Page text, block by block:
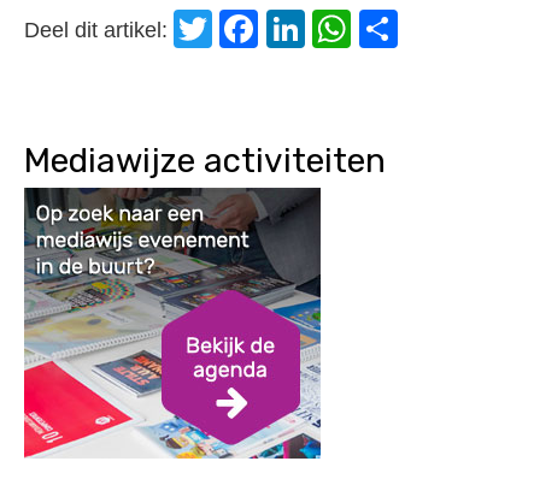
Deel dit artikel: Twitter
Facebook
LinkedIn
WhatsApp
Mediawijze activiteiten